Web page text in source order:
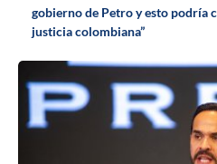
gobierno de Petro y esto podría
justicia colombiana”